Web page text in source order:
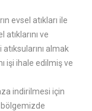
evsel atıkları ile
ve
almak
işi ihale edilmiş ve
indirilmesi için
bölgemizde